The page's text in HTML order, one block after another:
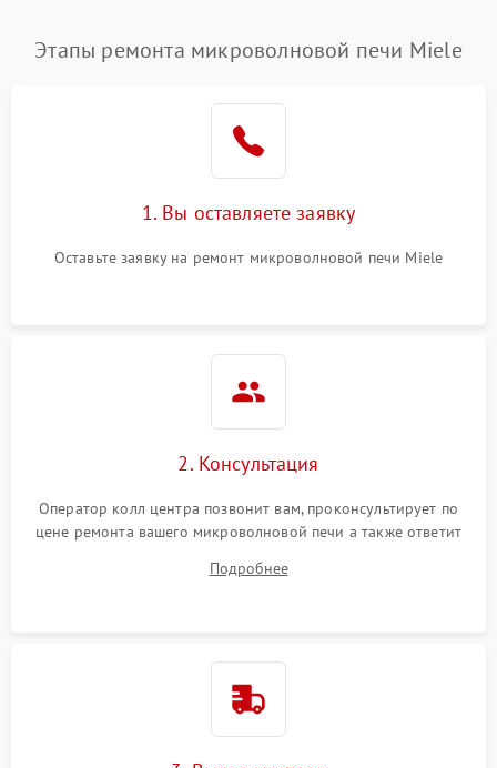
Этапы ремонта микроволновой печи Miele
1. Вы оставляете заявку
Оставьте заявку на ремонт микроволновой печи Miele
2. Консультация
Оператор колл центра позвонит вам, проконсультирует по
цене ремонта вашего микроволновой печи а также ответит
Подробнее